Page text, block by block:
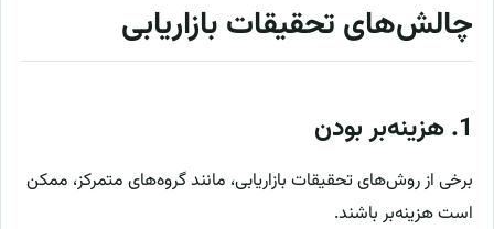
چالش‌های تحقیقات بازاریابی
1. هزینه‌بر بودن
برخی از روش‌های تحقیقات بازاریابی، مانند گروه‌های متمرکز، ممکن
است هزینه‌بر باشند.